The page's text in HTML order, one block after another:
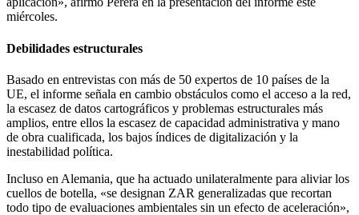
miércoles.
Debilidades estructurales
Basado en entrevistas con más de 50 expertos de 10 países de la
UE, el informe señala en cambio obstáculos como el acceso a la red,
la escasez de datos cartográficos y problemas estructurales más
amplios, entre ellos la escasez de capacidad administrativa y mano
de obra cualificada, los bajos índices de digitalización y la
inestabilidad política.
Incluso en Alemania, que ha actuado unilateralmente para aliviar los
cuellos de botella, «se designan ZAR generalizadas que recortan
todo tipo de evaluaciones ambientales sin un efecto de aceleración»,